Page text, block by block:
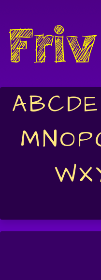
ABCDE
MNOP
WX